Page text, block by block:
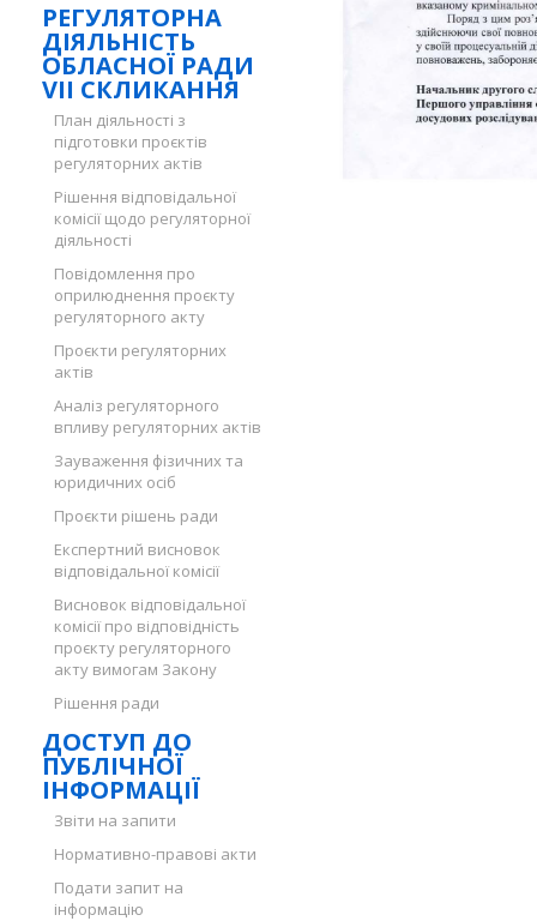
РЕГУЛЯТОРНА
ДІЯЛЬНІСТЬ
ОБЛАСНОЇ РАДИ
VII СКЛИКАННЯ
План діяльності з
підготовки проєктів
регуляторних актів
Рішення відповідальної
комісії щодо регуляторної
діяльності
Повідомлення про
оприлюднення проєкту
регуляторного акту
Проєкти регуляторних
актів
Аналіз регуляторного
впливу регуляторних актів
Зауваження фізичних та
юридичних осіб
Проєкти рішень ради
Експертний висновок
відповідальної комісії
Висновок відповідальної
комісії про відповідність
проєкту регуляторного
акту вимогам Закону
Рішення ради
ДОСТУП ДО
ПУБЛІЧНОЇ
ІНФОРМАЦІЇ
Звіти на запити
Нормативно-правові акти
Подати запит на
інформацію